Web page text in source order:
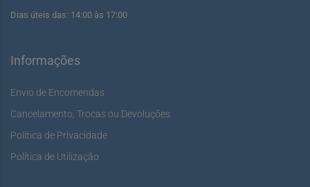
Dias úteis das: 14:00 às 17:00
Informações
Envio de Encomendas
Cancelamento, Trocas ou Devoluções
Política de Privacidade
Política de Utilização